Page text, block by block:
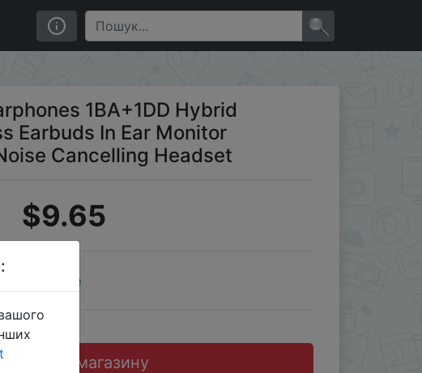
Sport Noise Cancelling Headset
1BA+1DD Hybrid
Earbuds In Ear Monitor
Cancelling Headset
$9.65
Sale
до магазину